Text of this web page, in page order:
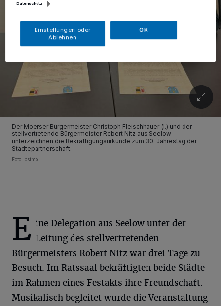
Der Moerser Bürgermeister Christoph Fleischhauer (l.) und der
stellvertretende Bürgermeister Robert Nitz aus Seelow
unterzeichnen die Bekräftigungsurkunde zum 30. Jahrestag der
Städtepartnerschaft.
Foto: pstmo
E ine Delegation aus Seelow unter der
Leitung des stellvertretenden
Bürgermeisters Robert Nitz war drei Tage zu
Besuch. Im Ratssaal bekräftigten beide Städte
im Rahmen eines Festakts ihre Freundschaft.
Musikalisch begleitet wurde die Veranstaltung
Datenschutz
Einstellungen oder
Ablehnen
OK